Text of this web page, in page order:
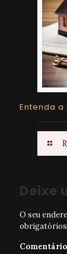
Entenda a
Deixe
O seu
obrigatórios
Comentário